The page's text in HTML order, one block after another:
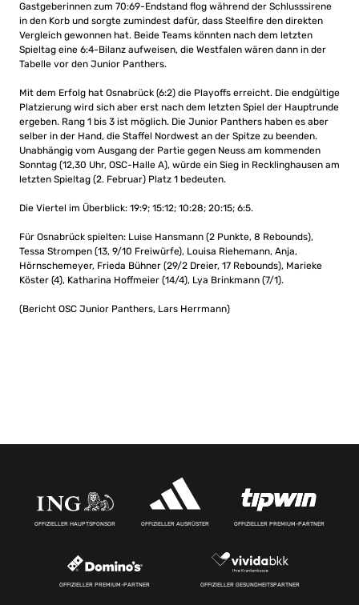
Gastgeberinnen zum 70:69-Endstand flog während der Schlusssirene
in den Korb und sorgte zumindest dafür, dass Steelfire den direkten
Vergleich gewonnen hat. Beide Teams könnten nach dem letzten
Spieltag eine 6:4-Bilanz aufweisen, die Westfalen wären dann in der
Tabelle vor den Junior Panthers.
Mit dem Erfolg hat Osnabrück (6:2) die Playoffs erreicht. Die endgültige
Platzierung wird sich aber erst nach dem letzten Spiel der Hauptrunde
ergeben. Rang 1 bis 3 ist möglich. Die Junior Panthers haben es aber
selber in der Hand, die Staffel Nordwest an der Spitze zu beenden.
Unabhängig vom Ausgang der Partie gegen Neuss am kommenden
Sonntag (12,30 Uhr, OSC-Halle A), würde ein Sieg in Recklinghausen am
letzten Spieltag (2. Februar) Platz 1 bedeuten.
Die Viertel im Überblick: 19:9; 15:12; 10:28; 20:15; 6:5.
Für Osnabrück spielten: Luise Hansmann (2 Punkte, 8 Rebounds),
Tessa Strompen (13, 9/10 Freiwürfe), Louisa Riehemann, Anja,
Hörnschemeyer, Frieda Bühner (29/2 Dreier, 17 Rebounds), Marieke
Köster (4), Katharina Hoffmeier (14/4), Lya Brinkmann (7/1).
(Bericht OSC Junior Panthers, Lars Herrmann)
OFFIZIELLER HAUPTSPONSOR OFFIZIELLER AUSRÜSTER OFFIZIELLER PREMIUM-PARTNER
OFFIZIELLER PREMIUM-PARTNER OFFIZIELLER GESUNDHEITSPARTNER